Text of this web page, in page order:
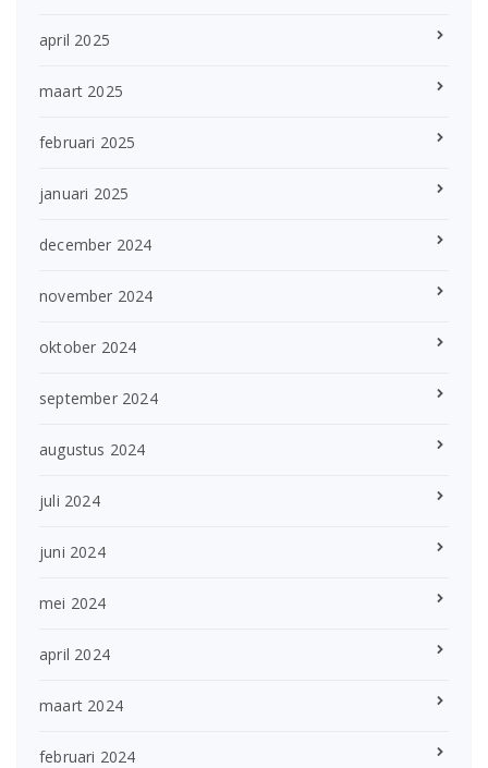
april 2025
maart 2025
februari 2025
januari 2025
december 2024
november 2024
oktober 2024
september 2024
augustus 2024
juli 2024
juni 2024
mei 2024
april 2024
maart 2024
februari 2024